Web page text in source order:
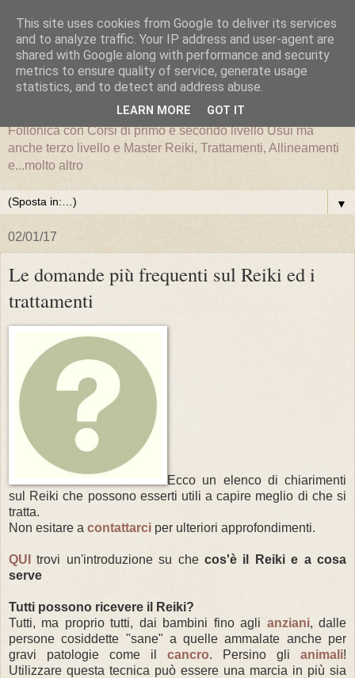
La scuola nazionale ilReiki è presente a Grosseto e
Follonica con Corsi di primo e secondo livello Usui ma
anche terzo livello e Master Reiki, Trattamenti, Allineamenti
e...molto altro
▼
02/01/17
Le domande più frequenti sul Reiki ed i
trattamenti
Ecco un elenco di chiarimenti
sul Reiki che possono esserti utili a capire meglio di che si
tratta.
Non esitare a contattarci per ulteriori approfondimenti.
QUI trovi un'introduzione su che cos'è il Reiki e a cosa
serve
Tutti possono ricevere il Reiki?
Tutti, ma proprio tutti, dai bambini fino agli anziani, dalle
persone cosiddette "sane" a quelle ammalate anche per
gravi patologie come il cancro. Persino gli animali!
Utilizzare questa tecnica può essere una marcia in più sia
This site uses cookies from Google to deliver its services
and to analyze traffic. Your IP address and user-agent are
shared with Google along with performance and security
metrics to ensure quality of service, generate usage
statistics, and to detect and address abuse.
LEARN MORE GOT IT